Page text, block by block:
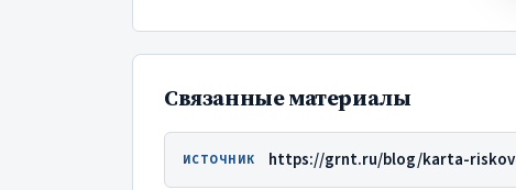
Связанные материалы
ИСТОЧНИК